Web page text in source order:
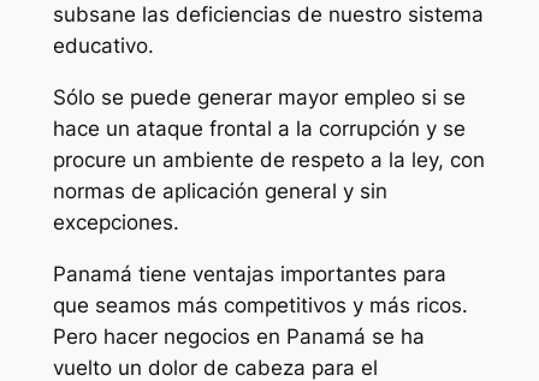
subsane las deficiencias de nuestro sistema
educativo.
Sólo se puede generar mayor empleo si se
hace un ataque frontal a la corrupción y se
procure un ambiente de respeto a la ley, con
normas de aplicación general y sin
excepciones.
Panamá tiene ventajas importantes para
que seamos más competitivos y más ricos.
Pero hacer negocios en Panamá se ha
vuelto un dolor de cabeza para el